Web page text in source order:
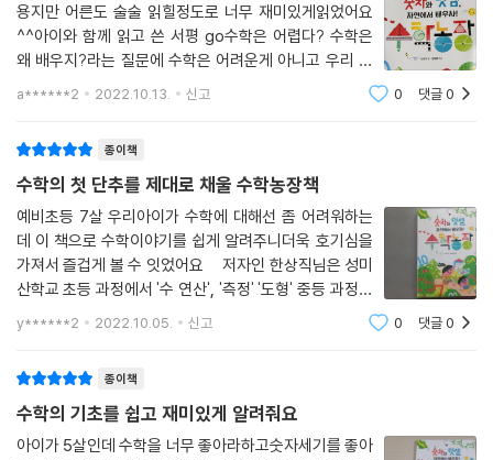
실을 마주할 수 있습니다. 인간이 왜 수를 세게 되었는지부터 시작해서 수
를 나타내는 우리말과 한자어의 사용법, 사람 손가락이나 개월 수와 연관
된 10진법과 12진법, 연산 주사위와 마방진을 활용하는 법까지 틈틈이 소
개하고 있습니다.
이 이야기는 수학이 단순히 책 속에만 있는 게 아니라 우리 일상 곳곳에 살
아 숨 쉬고 있다는 사실을 알게 합니다. 연서와 연우 남매가 해낸 미션은 누
구나 어디서든 쉽게 도전할 수 있습니다. 지금 당장이라도 냉장고 속 달걀
용기를 꺼내 수를 세는 연습을 해 볼 수 있겠지요. 공원을 산책하며 평소에
는 지나쳤던 꽃이나 곤충을 자세히 들여다보아도 좋겠고요. 가까이 있는
자연을 살피며 수학의 원리를 찾다 보면, 자연스레 관찰하고 사고하는 능
력과 생태 환경 감수성도 함께 키울 수 있습니다. 연서와 연우가 새로운 꽃
이름과 식물이 꽃을 피우는 이유, 곤충과 동물의 특징을 알게 되었듯이요.
연습하며 몸으로 익혀 나갈 때
더해지는 수학의 재미
용지만 어른도 술술 읽힐정도로 너무 재미있게읽었어요
^^아이와 함께 읽고 쓴 서평 go수학은 어렵다? 수학은
왜 배우지?라는 질문에 수학은 어려운게 아니고 우리 주
변 어느곳에서나 접할수 있음을 아이의 눈높이에서 쉽게
a******2 2022.10.13. 신고 0 댓글0
종이책
수학의 첫 단추를 제대로 채울 수학농장책
예비초등 7살 우리아이가 수학에 대해선 좀 어려워하는
데 이 책으로 수학이야기를 쉽게 알려주니더욱 호기심을
가져서 즐겁게 볼 수 잇었어요 저자인 한상직님은 성미
산학교 초등 과정에서 '수 연산', '측정' '도형' 중등 과정에
서 '생태 수학', '관찰과 논리' 수업을 진행중이셔요. 수 연
산은 다른 영역을 풀어내는 도구 역할을 하기 때문에 초등
y******2 2022.10.05. 신고 0 댓글0
종이책
수학의 기초를 쉽고 재미있게 알려줘요
아이가 5살인데 수학을 너무 좋아라하고숫자세기를 좋아